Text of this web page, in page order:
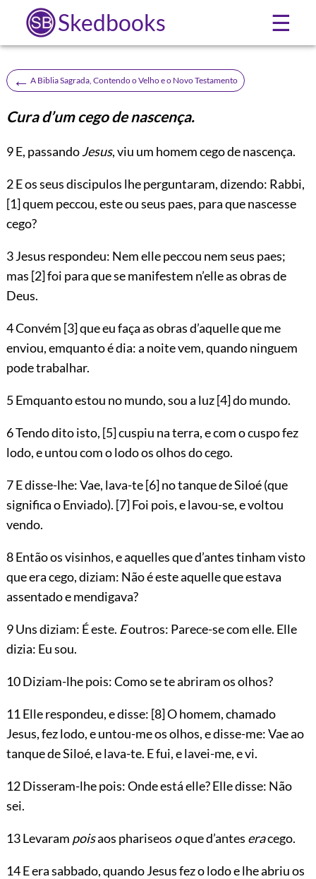
Skedbooks ☰
← A Biblia Sagrada, Contendo o Velho e o Novo Testamento
Cura d’um cego de nascença.
9E, passandoJesus, viu um homem cego de nascença.
2 E os seus discipulos lhe perguntaram, dizendo: Rabbi,
[1]quem peccou, este ou seus paes, para que nascesse
cego?
3 Jesus respondeu: Nem elle peccou nem seus paes;
mas [2]foi para que se manifestem n’elle as obras de
Deus.
4 Convém [3]que eu faça as obras d’aquelle que me
enviou, emquanto é dia: a noite vem, quando ninguem
pode trabalhar.
5 Emquanto estou no mundo, sou a luz[4]do mundo.
6 Tendo dito isto, [5]cuspiu na terra, e com o cuspo fez
lodo, e untou com o lodo os olhos do cego.
7 E disse-lhe: Vae, lava-te[6]no tanque de Siloé (que
significa o Enviado). [7]Foi pois, e lavou-se, e voltou
vendo.
8 Então os visinhos, e aquelles que d’antes tinham visto
que era cego, diziam: Não é este aquelle que estava
assentado e mendigava?
9 Uns diziam: É este. Eoutros: Parece-se com elle. Elle
dizia: Eu sou.
10 Diziam-lhe pois: Como se te abriram os olhos?
11 Elle respondeu, e disse: [8]O homem, chamado
Jesus, fez lodo, e untou-me os olhos, e disse-me: Vae ao
tanque de Siloé, e lava-te. E fui, e lavei-me, e vi.
12 Disseram-lhe pois: Onde está elle? Elle disse: Não
sei.
13 Levaram poisaos phariseos oque d’antes eracego.
14 E era sabbado, quando Jesus fez o lodo e lhe abriu os